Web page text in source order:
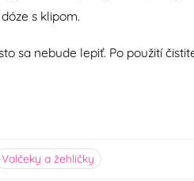
s klipom.
sa nebude lepiť. Po použití
Valčeky a žehličky